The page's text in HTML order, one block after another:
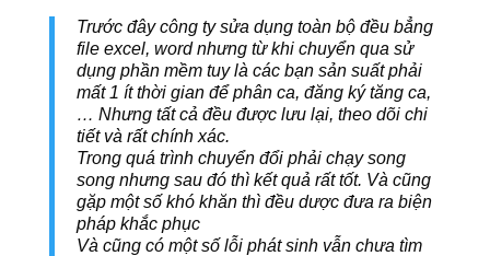
Trước đây công ty sửa dụng toàn bộ đều bẳng
file excel, word nhưng từ khi chuyển qua sử
dụng phần mềm tuy là các bạn sản suất phải
mất 1 ít thời gian để phân ca, đăng ký tăng ca,
… Nhưng tất cả đều được lưu lại, theo dõi chi
tiết và rất chính xác.
Trong quá trình chuyển đổi phải chạy song
song nhưng sau đó thì kết quả rất tốt. Và cũng
gặp một số khó khăn thì đều dược đưa ra biện
pháp khắc phục
Và cũng có một số lỗi phát sinh vẫn chưa tìm